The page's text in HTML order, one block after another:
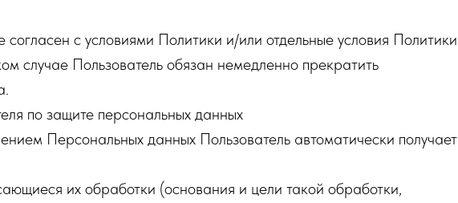
согласен с условиями Политики и/или отдельные условия Политики
случае Пользователь обязан немедленно прекратить
по защите персональных данных
Персональных данных Пользователь автоматически получает
их обработки (основания и цели такой обработки,